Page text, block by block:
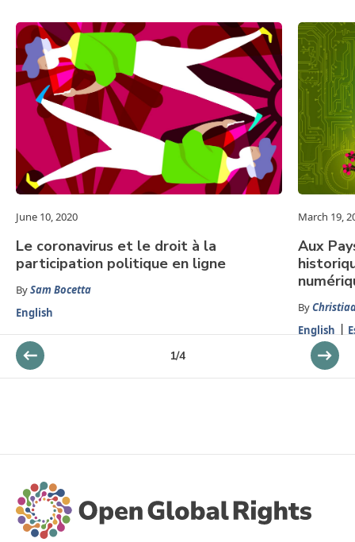
June 10, 2020
Le coronavirus et le droit à la
participation politique en ligne
BySam Bocetta
English
March 19,
Aux
By
English
1/4